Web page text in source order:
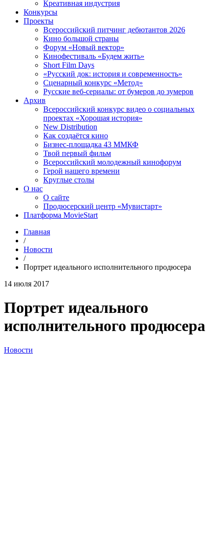
Креативная индустрия
Конкурсы
Проекты
Всероссийский питчинг дебютантов 2026
Кино большой страны
Форум «Новый вектор»
Кинофестиваль «Будем жить»
Short Film Days
«Русский док: история и современность»
Сценарный конкурс «Метод»
Русские веб-сериалы: от бумеров до зумеров
Архив
Всероссийский конкурс видео о социальных
проектах «Хорошая история»
New Distribution
Как создаётся кино
Бизнес-площадка 43 ММКФ
Твой первый фильм
Всероссийский молодежный кинофорум
Герой нашего времени
Круглые столы
О нас
О сайте
Продюсерский центр «Мувистарт»
Платформа MovieStart
Главная
/
Новости
/
Портрет идеального исполнительного продюсера
14 июля 2017
Портрет идеального
исполнительного продюсера
Новости